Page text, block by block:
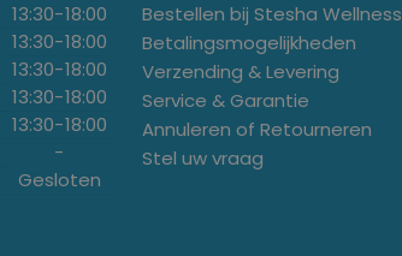
13:30-18:00
13:30-18:00
13:30-18:00
13:30-18:00
13:30-18:00
-
Gesloten
Bestellen bij Stesha Wellness
Betalingsmogelijkheden
Verzending & Levering
Service & Garantie
Annuleren of Retourneren
Stel uw vraag